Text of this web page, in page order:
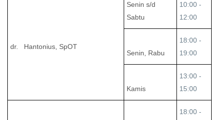
dr. Hantonius, SpOT
Senin s/d
Sabtu
10:00 -
12:00
Senin, Rabu
18:00 -
19:00
Kamis
13:00 -
15:00
18:00 -